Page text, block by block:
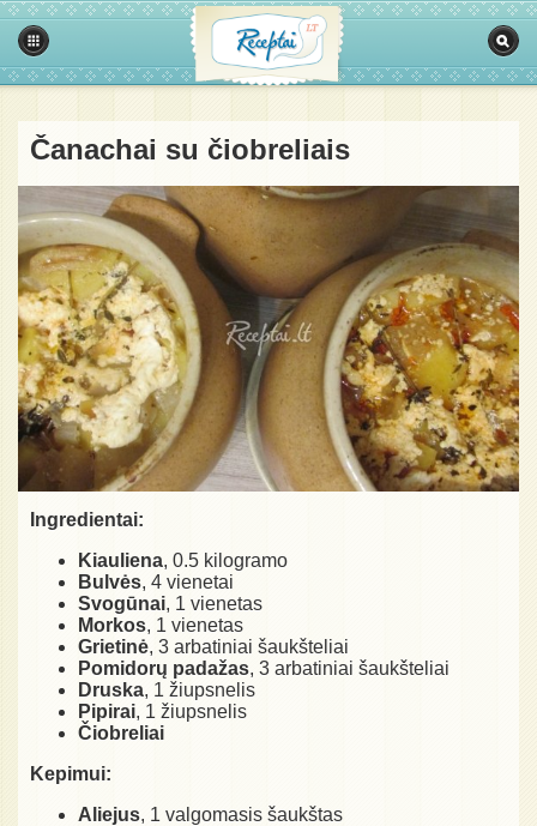
Čanachai su čiobreliais
Ingredientai:
Kiauliena, 0.5 kilogramo
Bulvės, 4 vienetai
Svogūnai, 1 vienetas
Morkos, 1 vienetas
Grietinė, 3 arbatiniai šaukšteliai
Pomidorų padažas, 3 arbatiniai šaukšteliai
Druska, 1 žiupsnelis
Pipirai, 1 žiupsnelis
Čiobreliai
Kepimui:
Aliejus, 1 valgomasis šaukštas